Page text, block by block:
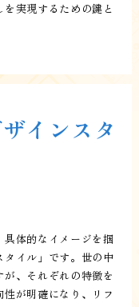
実現するための鍵と
インスタ
具体的なイメージを掴
イル」です。世の中
、それぞれの特徴を
が明確になり、リフ